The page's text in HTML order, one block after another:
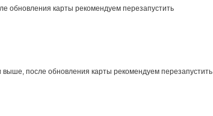
обновления карты рекомендуем перезапустить
после обновления карты рекомендуем перезапустить